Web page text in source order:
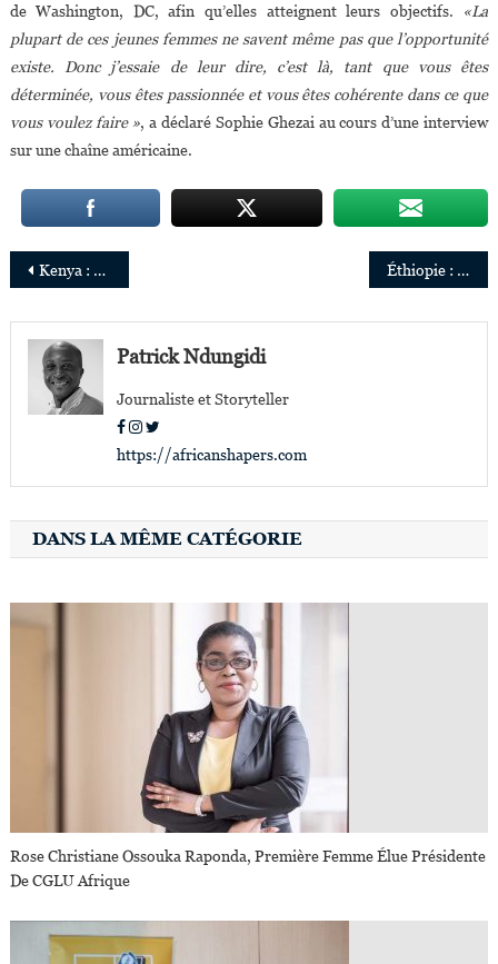
de Washington, DC, afin qu’elles atteignent leurs objectifs.
«La
plupart de ces jeunes femmes ne savent même pas que l’opportunité
existe. Donc j’essaie de leur dire, c’est là, tant que vous êtes
déterminée, vous êtes passionnée et vous êtes cohérente dans ce que
vous voulez faire », a déclaré Sophie Ghezai au cours d’une interview
sur une chaîne américaine.
Navigation
de
l’article
Kenya : Caroline Laichena confirmée CEO de Sanlam General Insurance Éthiopie : Selam Amare nommée «Country Leader» de General Electric
Patrick Ndungidi
Journaliste et Storyteller
https://africanshapers.com
DANS LA MÊME CATÉGORIE
Rose Christiane Ossouka Raponda, Première Femme Élue Présidente
De CGLU Afrique